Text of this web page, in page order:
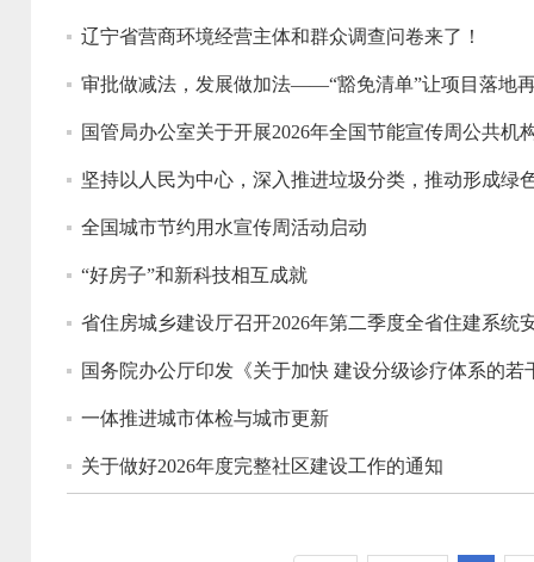
辽宁省营商环境经营主体和群众调查问卷来了！
审批做减法，发展做加法——“豁免清单”让项目落地
国管局办公室关于开展2026年全国节能宣传周公共机
坚持以人民为中心，深入推进垃圾分类，推动形成绿
全国城市节约用水宣传周活动启动
“好房子”和新科技相互成就
省住房城乡建设厅召开2026年第二季度全省住建系统
国务院办公厅印发《关于加快 建设分级诊疗体系的若
一体推进城市体检与城市更新
关于做好2026年度完整社区建设工作的通知